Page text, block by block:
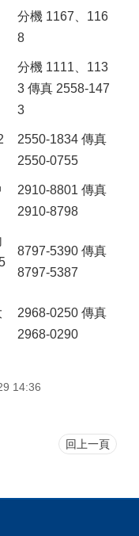
分機 1167、116
8
分機 1111、113
3 傳真 2558-147
3
2550-1834 傳真
2550-0755
2910-8801 傳真
2910-8798
8797-5390 傳真
8797-5387
2968-0250 傳真
2968-0290
14:36
回上一頁